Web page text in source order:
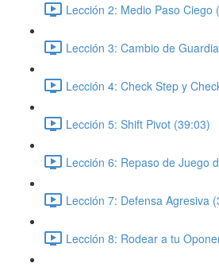
Lección 2: Medio Paso Ciego
Lección 3: Cambio de
Lección 4: Check Step y
Lección 5: Shift Pivot (39:03)
Lección 6: Repaso de Juego
Lección 7: Defensa Agresiva
Lección 8: Rodear a tu